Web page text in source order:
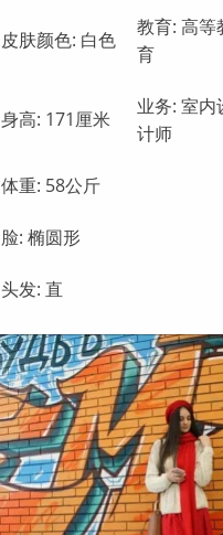
皮肤颜色: 白色
教育: 高等
育
身高: 171厘米
业务: 室内
计师
体重: 58公斤
脸: 椭圆形
头发: 直